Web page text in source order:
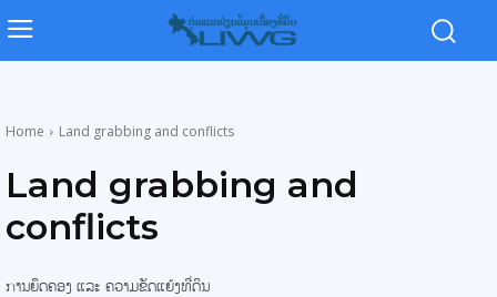
Home Land grabbing and conflicts
Land grabbing and
conflicts
ການຍຶດຄອງ ແລະ ຄວາມຂັດແຍ້ງທີ່ດິນ